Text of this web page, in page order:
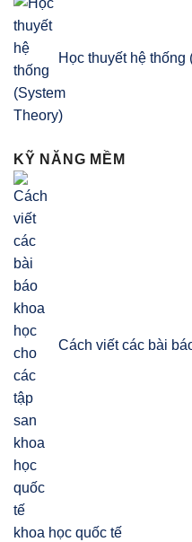
Học thuyết hệ thống
KỸ NĂNG MỀM
Cách viết các bài
khoa học quốc tế